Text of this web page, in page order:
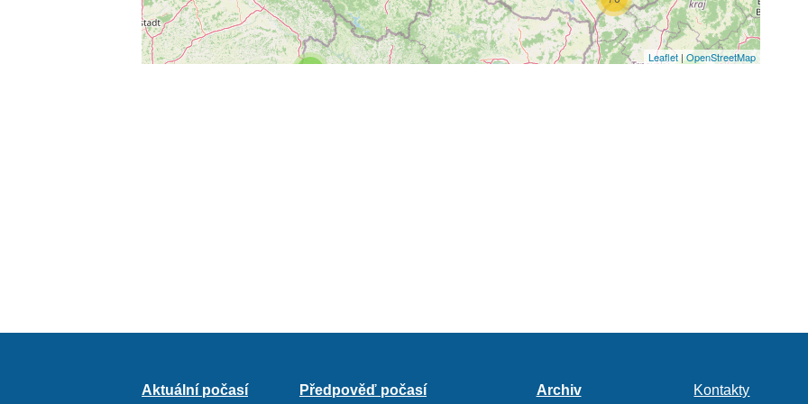
Leaflet| OpenStreetMap
Aktuální počasí Předpověď počasí Archiv Kontakty